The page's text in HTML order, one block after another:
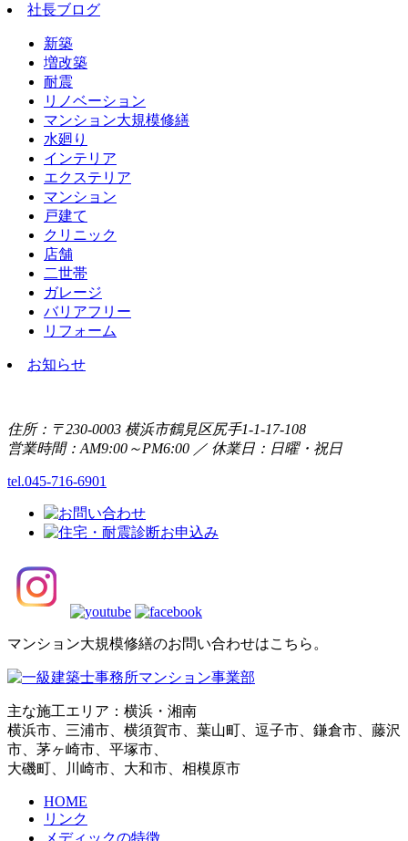
社長ブログ
新築
増改築
耐震
リノベーション
マンション大規模修繕
水廻り
インテリア
エクステリア
マンション
戸建て
クリニック
店舗
二世帯
ガレージ
バリアフリー
リフォーム
お知らせ
住所：〒230-0003 横浜市鶴見区尻手1-1-17-108
営業時間：AM9:00～PM6:00 ／ 休業日：日曜・祝日
tel.045-716-6901
マンション大規模修繕のお問い合わせはこちら。
主な施工エリア：横浜・湘南
横浜市、三浦市、横須賀市、葉山町、逗子市、鎌倉市、藤沢
市、茅ヶ崎市、平塚市、
大磯町、川崎市、大和市、相模原市
HOME
リンク
メディックの特徴